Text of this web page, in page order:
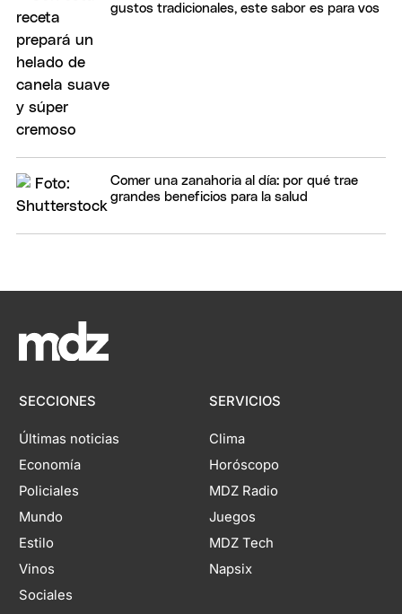
gustos tradicionales, este sabor es para vos
Comer una zanahoria al día: por qué trae
grandes beneficios para la salud
SECCIONES
Últimas noticias
Economía
Policiales
Mundo
Estilo
Vinos
Sociales
SERVICIOS
Clima
Horóscopo
MDZ Radio
Juegos
MDZ Tech
Napsix